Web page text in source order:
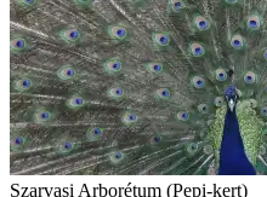
Szarvasi Arborétum (Pepi-kert)